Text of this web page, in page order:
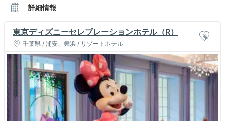
詳細情報
東京ディズニーセレブレーションホテル（R）
千葉県 / 浦安、舞浜 / リゾートホテル